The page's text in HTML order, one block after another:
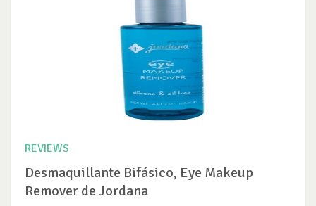
REVIEWS
Desmaquillante Bifásico, Eye Makeup
Remover de Jordana